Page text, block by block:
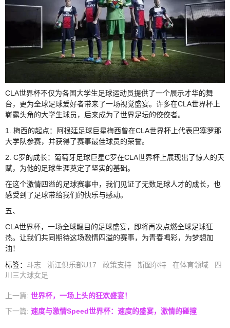
CLA世界杯不仅为各国大学生足球运动员提供了一个展示才华的舞
台，更为全球足球爱好者带来了一场视觉盛宴。许多在CLA世界杯上
崭露头角的大学生球员，后来成为了世界足坛的佼佼者。
1. 梅西的起点：阿根廷足球巨星梅西曾在CLA世界杯上代表巴塞罗那
大学队参赛，并获得了赛事最佳球员的荣誉。
2. C罗的成长：葡萄牙足球巨星C罗在CLA世界杯上展现出了惊人的天
赋，为他的足球生涯奠定了坚实的基础。
在这个激情四溢的足球赛事中，我们见证了无数足球人才的成长，也
感受到了足球带给我们的快乐与感动。
五、
CLA世界杯，一场全球瞩目的足球盛宴，即将再次点燃全球足球狂
热。让我们共同期待这场激情四溢的赛事，为青春喝彩，为梦想加
油！
标签： 斗志 浙江俱乐部U17 政策支持 斯图尔特 在体育领域
四
川三大球女足
上一篇: 世界杯，一场上头的狂欢盛宴！
下一篇: 速度与激情Speed世界杯：速度的盛宴，激情的碰撞